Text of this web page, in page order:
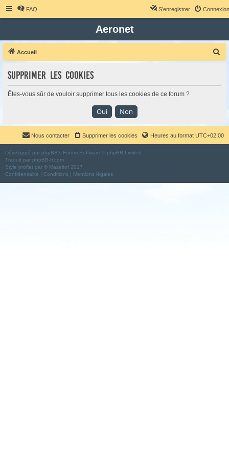
FAQ Connexion
S’enregistrer
Aeronet
Accueil
c
h
Supprimer les cookies
Êtes-vous sûr de vouloir supprimer tous les cookies de ce forum ?
Heures au format UTC+02:00
Supprimer les cookies
Nous contacter
Développé par phpBB® Forum Software © phpBB Limited
Traduit par phpBB-fr.com
Style proflat par © Mazeltof 2017
Confidentialité | Conditions | Mentions légales